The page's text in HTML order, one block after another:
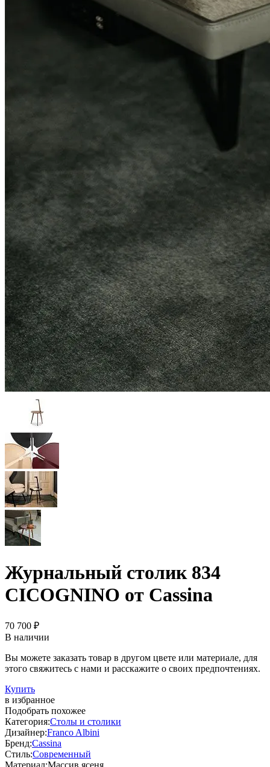
Журнальный столик 834
CICOGNINO от Cassina
70 700 ₽
В наличии
Вы можете заказать товар в другом цвете или материале, для
этого свяжитесь с нами и расскажите о своих предпочтениях.
Купить
в избранное
Подобрать похожее
Категория:Столы и столики
Дизайнер:Franco Albini
Бренд:Cassina
Стиль:Современный